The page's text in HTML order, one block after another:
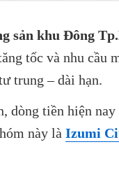
sản khu Đông
tốc và nhu cầu
trung – dài hạn.
dòng tiền hiện
này là Izumi